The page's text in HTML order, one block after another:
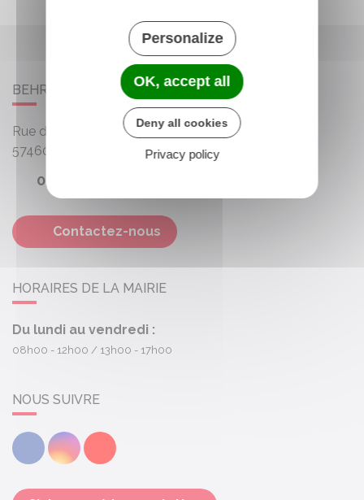
BEHREN-LÈS-FORBACH
Rue des Roses
57460
Behren-lès-Forbach
03 87 87 67 51
Contactez-nous
HORAIRES DE LA MAIRIE
Du lundi au vendredi :
08h00 - 12h00 13h00 - 17h00
NOUS SUIVRE
FacebookInstagramYoutube
Personalize
OK, accept all
Deny all cookies
Privacy policy